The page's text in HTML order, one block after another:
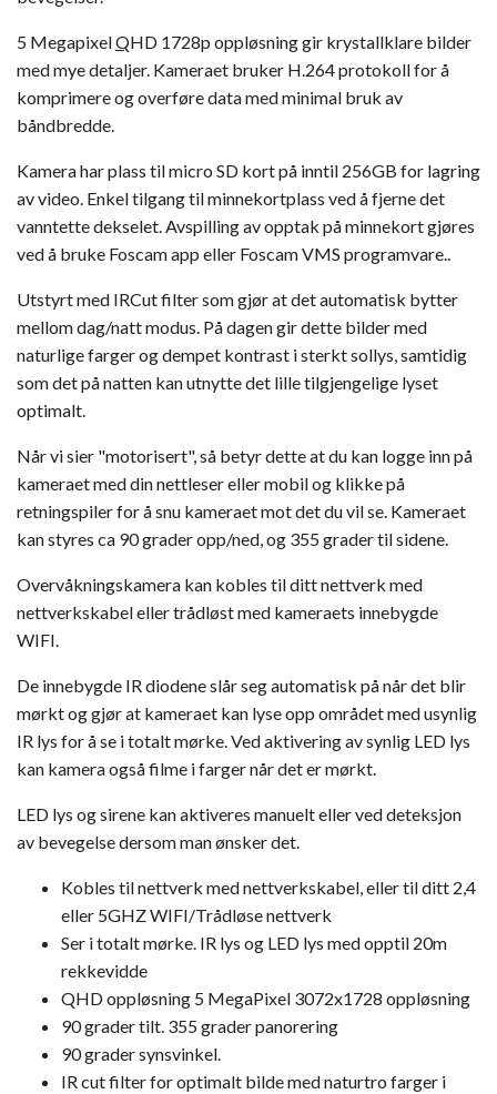
5 MegapixelQHD 1728p oppløsning gir krystallklare bilder
med mye detaljer. Kameraet bruker H.264 protokoll for å
komprimere og overføre data med minimal bruk av
båndbredde.
Kamera har plass til micro SD kort på inntil 256GB for lagring
av video. Enkel tilgang til minnekortplass ved å fjerne det
vanntette dekselet. Avspilling av opptak på minnekort gjøres
ved å bruke Foscam app eller Foscam VMS programvare..
Utstyrt med IRCut filter som gjør at det automatisk bytter
mellom dag/natt modus. På dagen gir dette bilder med
naturlige farger og dempet kontrast i sterkt sollys, samtidig
som det på natten kan utnytte det lille tilgjengelige lyset
optimalt.
Når vi sier "motorisert", så betyr dette at du kan logge inn på
kameraet med din nettleser eller mobil og klikke på
retningspiler for å snu kameraet mot det du vil se. Kameraet
kan styres ca 90 grader opp/ned, og 355 grader til sidene.
Overvåkningskamera kan kobles til ditt nettverk med
nettverkskabel eller trådløst med kameraets innebygde
WIFI.
De innebygde IR diodene slår seg automatisk på når det blir
mørkt og gjør at kameraet kan lyse opp området med usynlig
IR lys for å se i totalt mørke. Ved aktivering av synlig LED lys
kan kamera også filme i farger når det er mørkt.
LED lys og sirene kan aktiveres manuelt eller ved deteksjon
av bevegelse dersom man ønsker det.
Kobles til nettverk med nettverkskabel, eller til ditt 2,4
eller 5GHZ WIFI/Trådløse nettverk
Ser i totalt mørke. IR lys og LED lys med opptil 20m
rekkevidde
QHD oppløsning 5 MegaPixel 3072x1728 oppløsning
90 grader tilt. 355 grader panorering
90 grader synsvinkel.
IR cut filter for optimalt bilde med naturtro farger i